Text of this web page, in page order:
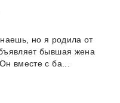
но я родила от
бывшая жена
Он вместе с ба...